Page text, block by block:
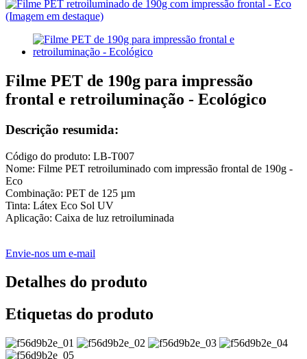
Filme PET de 190g para impressão
frontal e retroiluminação - Ecológico
Descrição resumida:
Código do produto: LB-T007
Nome: Filme PET retroiluminado com impressão frontal de 190g -
Eco
Combinação: PET de 125 µm
Tinta: Látex Eco Sol UV
Aplicação: Caixa de luz retroiluminada
Envie-nos um e-mail
Detalhes do produto
Etiquetas do produto